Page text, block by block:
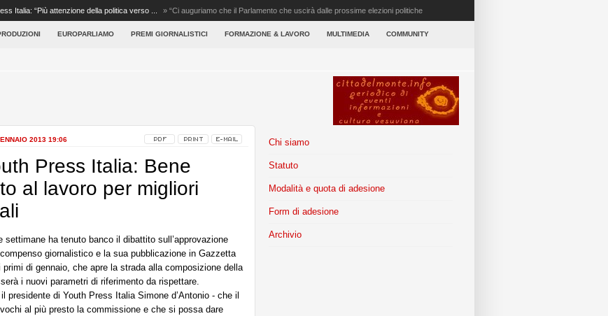
Italia: “Più attenzione della politica verso ... » “Ci auguriamo che il Parlamento che uscirà dalle prossime elezioni politiche
EUROPARLIAMO PREMI GIORNALISTICI FORMAZIONE & LAVORO MULTIMEDIA COMMUNITY
2013 19:06
Press Italia: Bene
al lavoro per migliori
settimane ha tenuto banco il dibattito sull’approvazione
giornalistico e la sua pubblicazione in Gazzetta
di gennaio, che apre la strada alla composizione della
i nuovi parametri di riferimento da rispettare.
presidente di Youth Press Italia Simone d’Antonio - che il
al più presto la commissione e che si possa dare
Chi siamo
Statuto
Modalità e quota di adesione
Form di adesione
Archivio